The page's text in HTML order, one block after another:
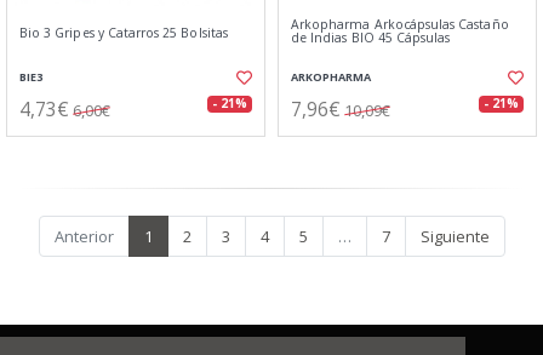
Bio 3 Gripes y Catarros 25 Bolsitas
BIE3
4,73€ 6,00€ - 21%
Arkopharma Arkocápsulas Castaño
de Indias BIO 45 Cápsulas
ARKOPHARMA
7,96€ 10,09€ - 21%
Anterior 1 2 3 4 5 … 7 Siguiente